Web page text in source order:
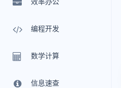
效率办公
编程开发
数学计算
信息速查